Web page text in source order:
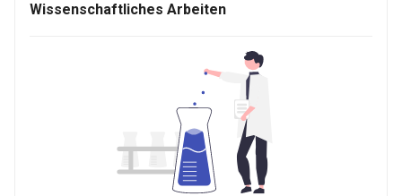
Wissenschaftliches Arbeiten